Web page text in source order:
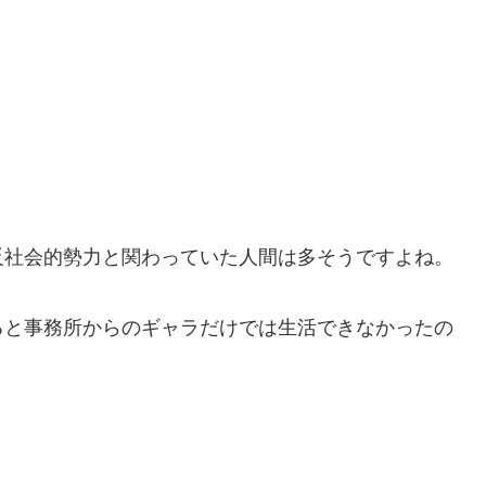
会的勢力と関わっていた人間は多そうですよね。
事務所からのギャラだけでは生活できなかったの